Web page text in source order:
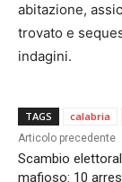
abitazione,
trovato e
indagini.
TAGS calabria
Articolo precedente
Scambio
mafioso: 10